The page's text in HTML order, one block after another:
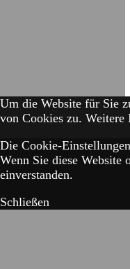
Um die Website für Sie
von Cookies zu. Weitere
Die Cookie-
Wenn Sie diese
einverstanden.
Schließen